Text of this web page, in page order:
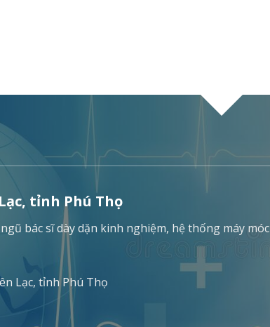
tỉnh Phú Thọ
bác sĩ dày dặn kinh nghiệm, hệ thống máy móc
Lạc, tỉnh Phú Thọ